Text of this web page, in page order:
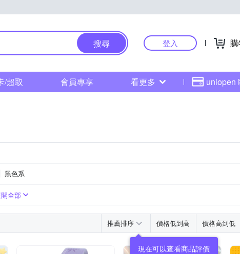
搜尋 登入
/超取 會員專享 看更多 uniopen
黑色系
灰色系
開全部
推薦排序 價格低到高 價格高到低
現在可以查看商品評價